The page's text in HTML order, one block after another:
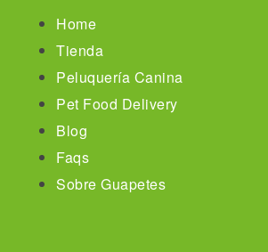
Home
Tienda
Peluquería Canina
Pet Food Delivery
Blog
Faqs
Sobre Guapetes